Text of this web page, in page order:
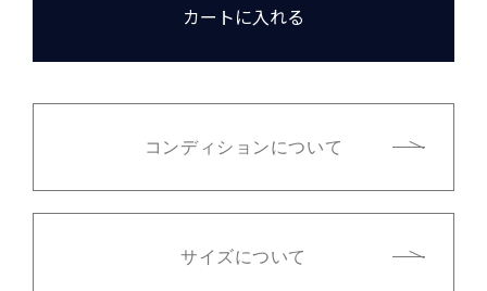
カートに入れる
コンディションについて
サイズについて